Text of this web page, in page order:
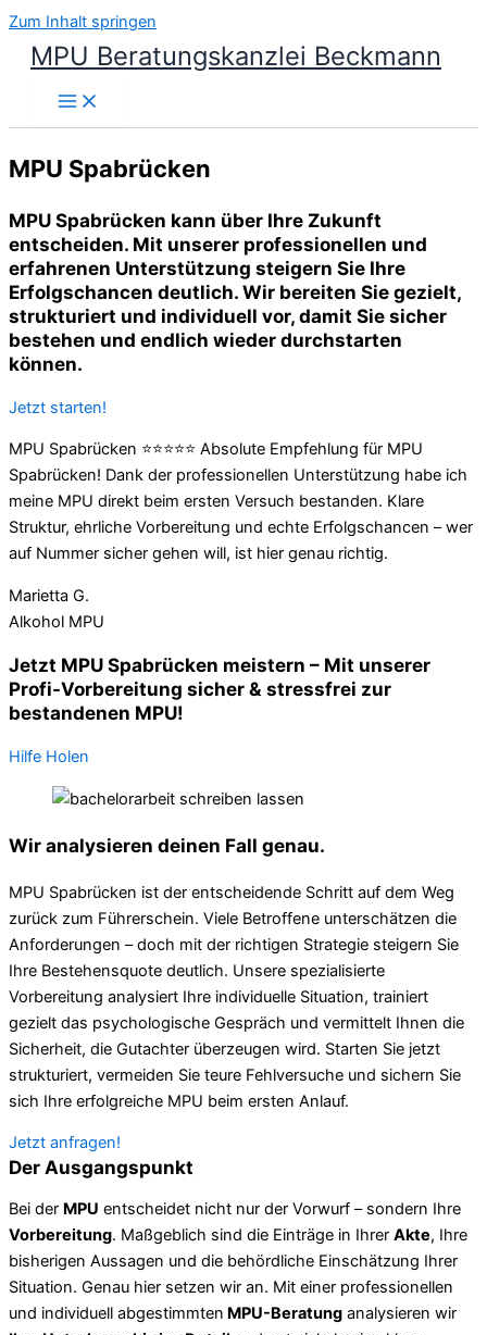
Zum Inhalt springen
MPU Beratungskanzlei Beckmann
MPU Spabrücken
MPU Spabrücken kann über Ihre Zukunft
entscheiden. Mit unserer professionellen und
erfahrenen Unterstützung steigern Sie Ihre
Erfolgschancen deutlich. Wir bereiten Sie gezielt,
strukturiert und individuell vor, damit Sie sicher
bestehen und endlich wieder durchstarten
können.
Jetzt starten!
MPU Spabrücken ⭐⭐⭐⭐⭐ Absolute Empfehlung für MPU
Spabrücken! Dank der professionellen Unterstützung habe ich
meine MPU direkt beim ersten Versuch bestanden. Klare
Struktur, ehrliche Vorbereitung und echte Erfolgschancen – wer
auf Nummer sicher gehen will, ist hier genau richtig.
Marietta G.
Alkohol MPU
Jetzt MPU Spabrücken meistern – Mit unserer
Profi-Vorbereitung sicher & stressfrei zur
bestandenen MPU!
Hilfe Holen
Wir analysieren deinen Fall genau.
MPU Spabrücken ist der entscheidende Schritt auf dem Weg
zurück zum Führerschein. Viele Betroffene unterschätzen die
Anforderungen – doch mit der richtigen Strategie steigern Sie
Ihre Bestehensquote deutlich. Unsere spezialisierte
Vorbereitung analysiert Ihre individuelle Situation, trainiert
gezielt das psychologische Gespräch und vermittelt Ihnen die
Sicherheit, die Gutachter überzeugen wird. Starten Sie jetzt
strukturiert, vermeiden Sie teure Fehlversuche und sichern Sie
sich Ihre erfolgreiche MPU beim ersten Anlauf.
Jetzt anfragen!
Der Ausgangspunkt
Bei der MPU entscheidet nicht nur der Vorwurf – sondern Ihre
Vorbereitung. Maßgeblich sind die Einträge in Ihrer Akte, Ihre
bisherigen Aussagen und die behördliche Einschätzung Ihrer
Situation. Genau hier setzen wir an. Mit einer professionellen
und individuell abgestimmten MPU-Beratung analysieren wir